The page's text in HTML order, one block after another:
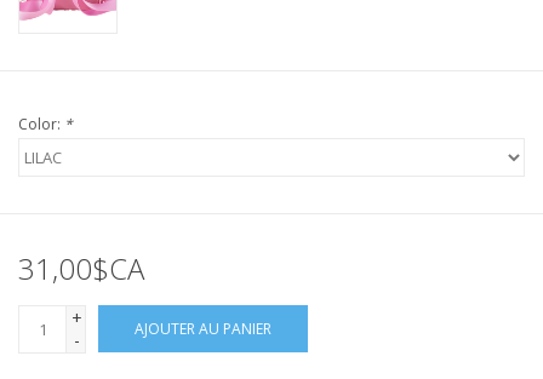
Color: *
31,00$CA
+
-
AJOUTER AU PANIER